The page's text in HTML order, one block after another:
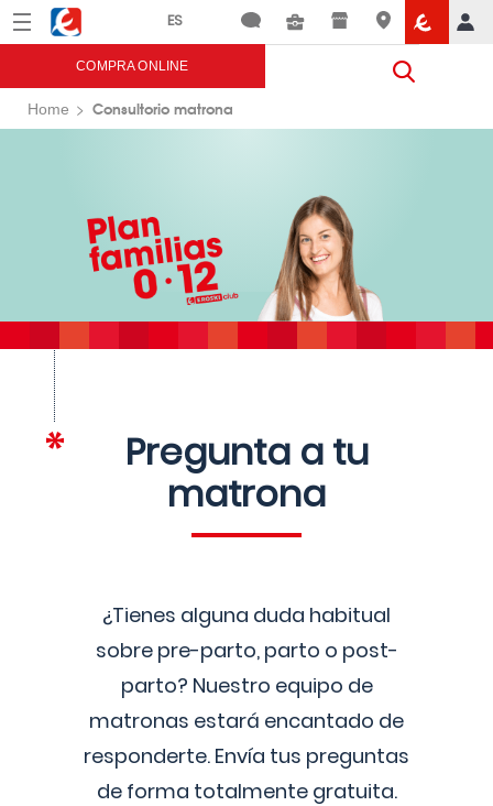
Menú Eroski
COMPRA ONLINE
Home Consultorio matrona
Pregunta a tu
matrona
¿Tienes alguna duda habitual
sobre pre-parto, parto o post-
parto? Nuestro equipo de
matronas estará encantado de
responderte. Envía tus preguntas
de forma totalmente gratuita.